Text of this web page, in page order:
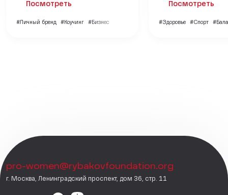
Посмотреть
#Личный бренд #Коучинг #Бизнес
Посмотреть
#Здоровье #Спорт
pro-women@rybakovfoundation.org
г. Москва, Ленинградский проспект, дом 36, стр. 11